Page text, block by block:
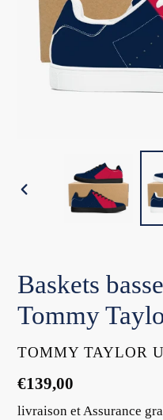
DIAPOSITIVE
Baskets
Tommy
DISTRIBUTEUR
TOMMY TAYLOR
Prix
normal
€139,00
livraison et Assurance